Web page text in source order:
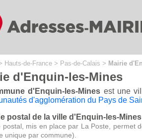
Hauts-de-France > Pas-de-Calais > Mairie
d'Enquin-les-Mines
d'Enquin-les-Mines est une
d'agglomération du Pays de
postal de la ville d'Enquin-les-
postal, mis en place par La Poste, permet
unique par commune).